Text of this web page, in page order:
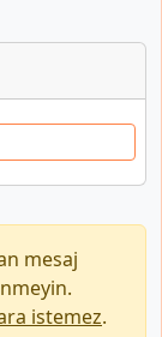
mesaj
istemez.